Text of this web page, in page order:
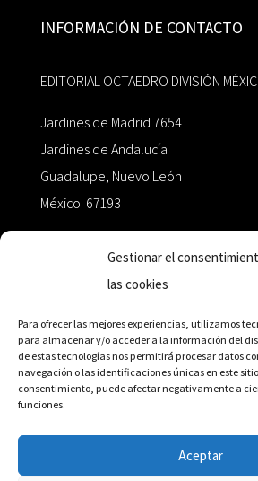
Gestionar el
las cookies
Para ofrecer las mejores experiencias, utilizamos
para almacenar y/o acceder a la información del
de estas tecnologías nos permitirá procesar datos
navegación o las identificaciones únicas en este
consentimiento, puede afectar negativamente a
funciones.
Aceptar
INFORMACIÓN DE CONTACTO
EDITORIAL OCTAEDRO DIVISIÓN
Jardines de Madrid 7654
Jardines de Andalucía
Guadalupe, Nuevo León
México 67193
+52 811.499.5638
RED DE DISTRIBUCIÓN
Distribuidores en México y Octaedro